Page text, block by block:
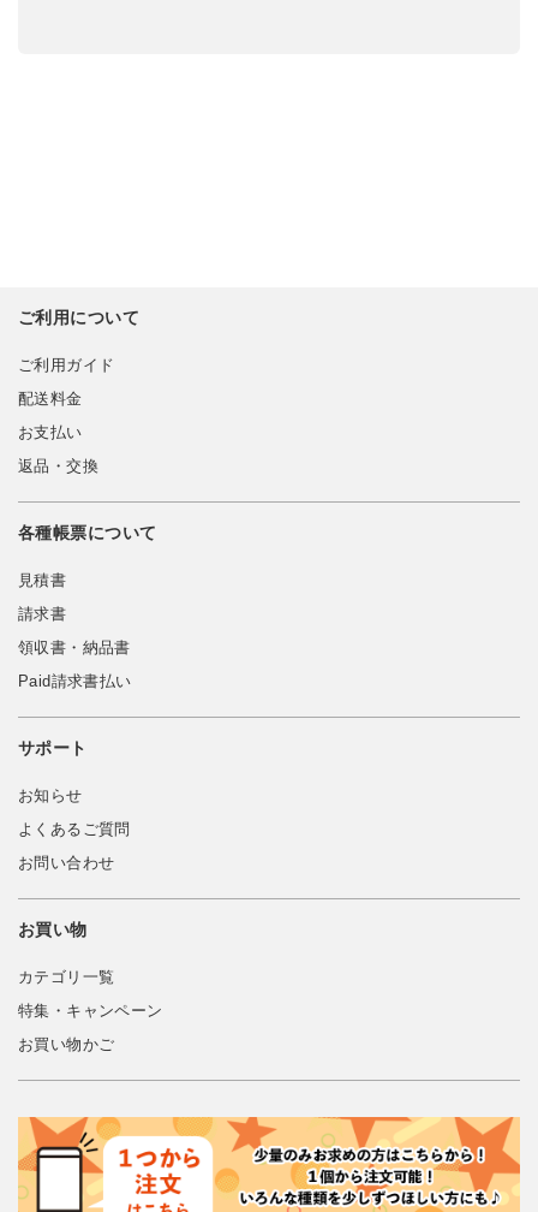
ご利用について
ご利用ガイド
配送料金
お支払い
返品・交換
各種帳票について
見積書
請求書
領収書・納品書
Paid請求書払い
サポート
お知らせ
よくあるご質問
お問い合わせ
お買い物
カテゴリ一覧
特集・キャンペーン
お買い物かご